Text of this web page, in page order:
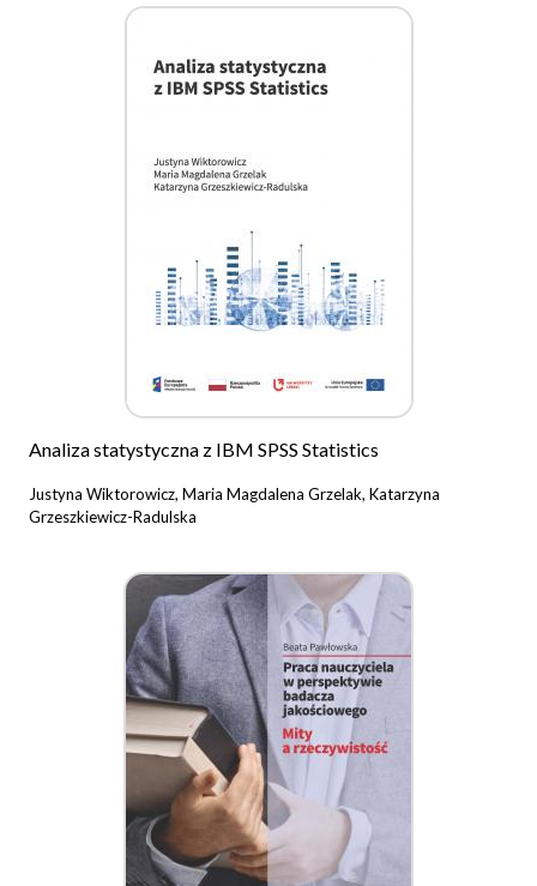
Analiza statystyczna z IBM SPSS Statistics
Justyna Wiktorowicz, Maria Magdalena Grzelak, Katarzyna
Grzeszkiewicz-Radulska